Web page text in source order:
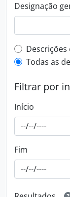
Designação
Filtro de
Todas as
Filtrar por
Início
Fim